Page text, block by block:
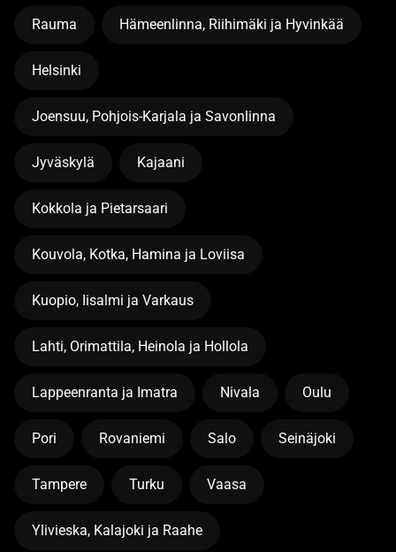
Rauma Hämeenlinna, Riihimäki ja Hyvinkää
Helsinki
Joensuu, Pohjois-Karjala ja Savonlinna
Jyväskylä Kajaani
Kokkola ja Pietarsaari
Kouvola, Kotka, Hamina ja Loviisa
Kuopio, Iisalmi ja Varkaus
Lahti, Orimattila, Heinola ja Hollola
Lappeenranta ja Imatra Nivala Oulu
Pori Rovaniemi Salo Seinäjoki
Tampere Turku Vaasa
Ylivieska, Kalajoki ja Raahe